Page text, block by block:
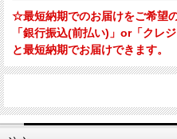
☆最短納期でのお届けをご希望
「銀行振込(前払い)」or「クレ
と最短納期でお届けできます。